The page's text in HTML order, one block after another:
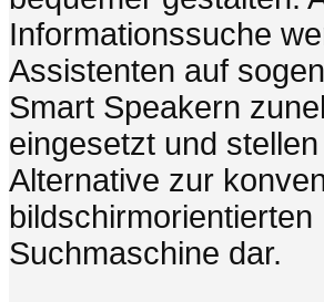
Informationssuche
Assistenten auf
Smart Speakern
eingesetzt und
Alternative zur
bildschirmorientierten
Suchmaschine dar.